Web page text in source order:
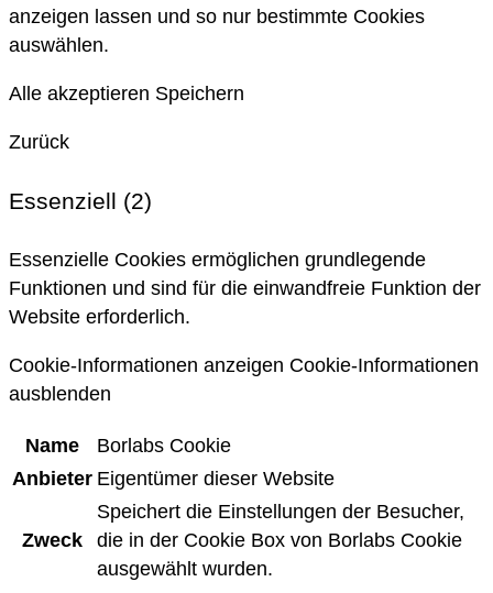
anzeigen lassen und so nur bestimmte Cookies
auswählen.
Alle akzeptieren Speichern
Zurück
Essenziell (2)
Essenzielle Cookies ermöglichen grundlegende
Funktionen und sind für die einwandfreie Funktion der
Website erforderlich.
Cookie-Informationen anzeigen Cookie-Informationen
ausblenden
Name
Borlabs Cookie
Anbieter Eigentümer dieser Website
Zweck
Speichert die Einstellungen der Besucher,
die in der Cookie Box von Borlabs Cookie
ausgewählt wurden.